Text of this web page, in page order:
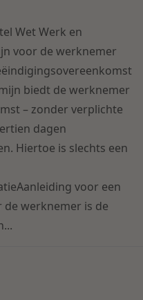
in de
Wet Werk en
voor de werknemer
biedt de werknemer
– zonder verplichte
dagen
Hiertoe is slechts een
voor een
werknemer is de